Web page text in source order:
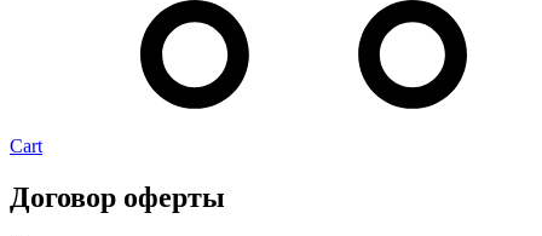
Cart
Договор оферты